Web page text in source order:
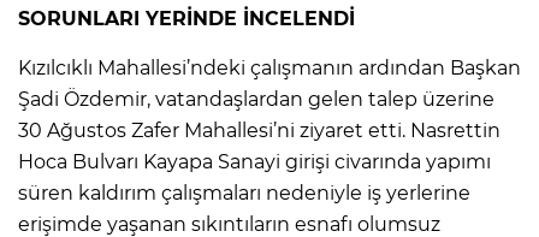
SORUNLARI YERİNDE İNCELENDİ
Kızılcıklı Mahallesi’ndeki çalışmanın ardından Başkan
Şadi Özdemir, vatandaşlardan gelen talep üzerine
30 Ağustos Zafer Mahallesi’ni ziyaret etti. Nasrettin
Hoca Bulvarı Kayapa Sanayi girişi civarında yapımı
süren kaldırım çalışmaları nedeniyle iş yerlerine
erişimde yaşanan sıkıntıların esnafı olumsuz